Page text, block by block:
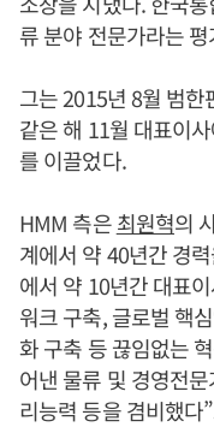
류 분야 전문가라는
그는 2015년 8월 범한
같은 해 11월 대표이
를 이끌었다.
HMM 측은최원혁의
계에서 약 40년간 경
에서 약 10년간 대표
워크 구축, 글로벌 핵
화 구축 등 끊임없는
어낸 물류 및 경영전
리능력 등을 겸비했다